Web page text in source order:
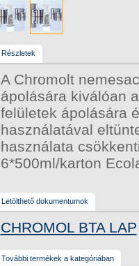
Részletek
A Chromolt
ápolására kiválóan
felületek ápolására
használatával
használata
6*500ml/karton
Letölthető dokumentumok
CHROMOL BTA LAP
További termékek a kategóriában